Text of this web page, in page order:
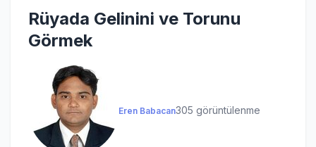
Rüyada Gelinini ve Torunu
Görmek
Eren Babacan305 görüntülenme